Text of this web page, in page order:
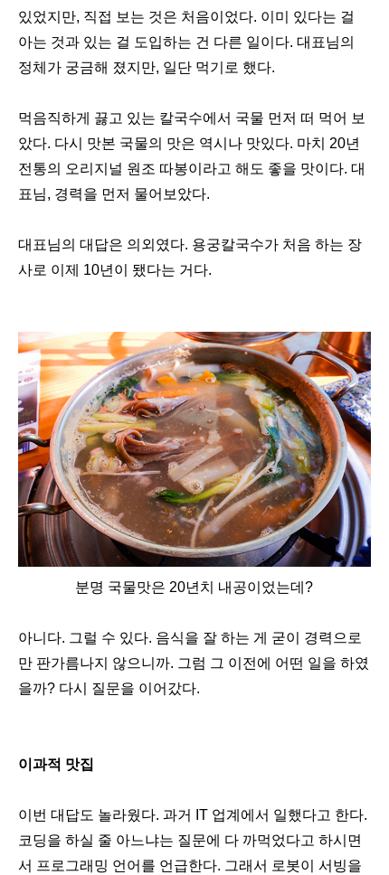
있었지만, 직접 보는 것은 처음이었다. 이미 있다는 걸
아는 것과 있는 걸 도입하는 건 다른 일이다. 대표님의
정체가 궁금해 졌지만, 일단 먹기로 했다.
먹음직하게 끓고 있는 칼국수에서 국물 먼저 떠 먹어 보
았다. 다시 맛본 국물의 맛은 역시나 맛있다. 마치 20년
전통의 오리지널 원조 따봉이라고 해도 좋을 맛이다. 대
표님, 경력을 먼저 물어보았다.
대표님의 대답은 의외였다. 용궁칼국수가 처음 하는 장
사로 이제 10년이 됐다는 거다.
분명 국물맛은 20년치 내공이었는데?
아니다. 그럴 수 있다. 음식을 잘 하는 게 굳이 경력으로
만 판가름나지 않으니까. 그럼 그 이전에 어떤 일을 하였
을까? 다시 질문을 이어갔다.
이과적 맛집
이번 대답도 놀라웠다. 과거 IT 업계에서 일했다고 한다.
코딩을 하실 줄 아느냐는 질문에 다 까먹었다고 하시면
서 프로그래밍 언어를 언급한다. 그래서 로봇이 서빙을